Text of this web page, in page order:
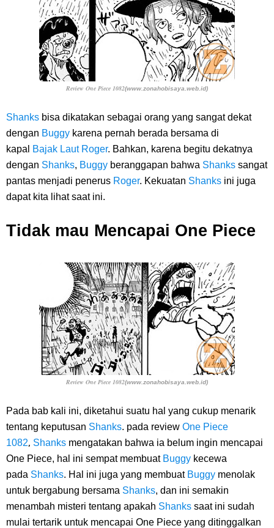
Review One Piece 1082(www.zonahobisaya.web.id)
Shanks bisa dikatakan sebagai orang yang sangat dekat
dengan Buggy karena pernah berada bersama di
kapal
Bajak Laut Roger. Bahkan, karena begitu dekatnya
dengan Shanks, Buggy beranggapan bahwa Shanks sangat
pantas menjadi penerus Roger. Kekuatan Shanks ini juga
dapat kita lihat saat ini.
Tidak mau Mencapai One Piece
Review One Piece 1082(www.zonahobisaya.web.id)
Pada bab kali ini, diketahui suatu hal yang cukup menarik
tentang keputusan Shanks. pada review One Piece
1082, Shanks mengatakan bahwa ia belum ingin mencapai
One Piece, hal ini sempat membuat Buggy kecewa
pada Shanks. Hal ini juga yang membuat Buggy menolak
untuk bergabung bersama Shanks, dan ini semakin
menambah misteri tentang apakah Shanks saat ini sudah
mulai tertarik untuk mencapai One Piece yang ditinggalkan